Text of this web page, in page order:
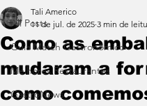
All Posts
⁠Guia Match Gastronômico
Melhores Restaurantes
⁠GastroNews
Como as
mudaram a
como
Tali Americo
11 de jul. de 2025 3 min de